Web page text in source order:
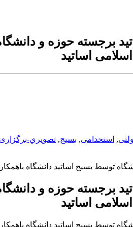
برجسته حوزه و
اساتید
, استخدامی, بسیج, تصويري-برگزاری
توسط بسیج اساتید دانشگاه
برجسته حوزه و
اساتید
توسط بسیج اساتید دانشگاه